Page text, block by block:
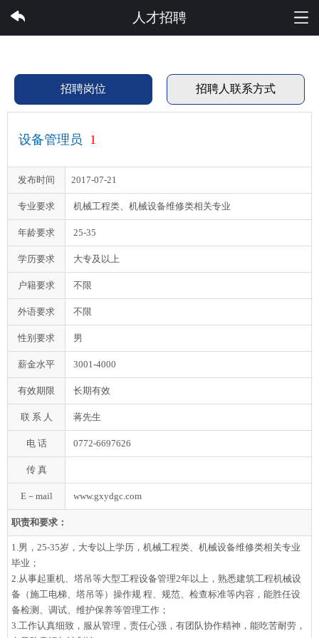
云开集团有限公司
人才招聘
招聘岗位 招聘人联系方式
设备管理员 1
发布时间 2017-07-21
专业要求 机械工程类、机械设备维修类相关专业
年龄要求 25-35
学历要求 大专及以上
户籍要求 不限
外语要求 不限
性别要求 男
薪金水平 3001-4000
有效期限 长期有效
联 系 人 蒋先生
电 话 0772-6697626
传 真
E－mail www.gxydgc.com
职责和要求：
1.男，25-35岁，大专以上学历，机械工程类、机械设备维修类相关专业
毕业；
2.从事起重机、塔吊等大型工程设备管理2年以上，熟悉建筑工程机械设
备（施工电梯、塔吊等）操作规 程、规范、检查标准等内容，能胜任设
备检测、调试、维护保养等管理工作；
3.工作认真细致，服从管理，责任心强，有团队协作精神，能吃苦耐劳，